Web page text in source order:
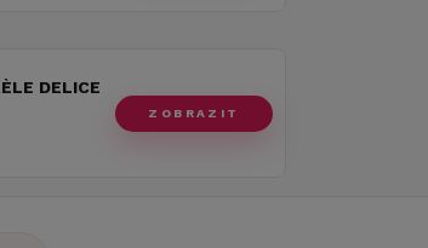
DELICE
ZOBRAZIT